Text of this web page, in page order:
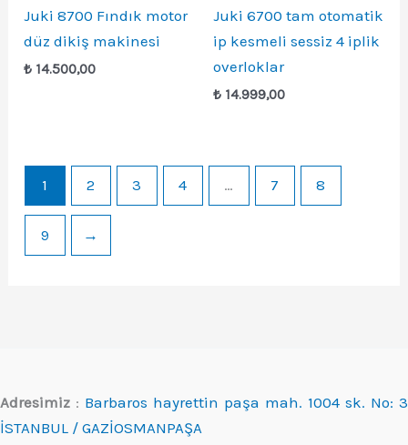
Juki 8700 Fındık motor
düz dikiş makinesi
₺ 14.500,00
Juki 6700 tam otomatik
ip kesmeli sessiz 4 iplik
overloklar
₺ 14.999,00
1 2 3 4 … 7 8
9 →
Adresimiz : Barbaros hayrettin paşa mah. 1004 sk. No: 3
İSTANBUL / GAZİOSMANPAŞA